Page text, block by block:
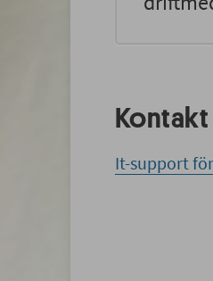
Kontakt
It-support